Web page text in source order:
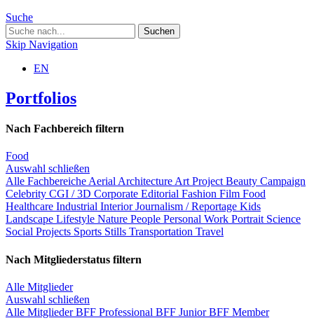
Suche
Skip Navigation
EN
Portfolios
Nach Fachbereich filtern
Food
Auswahl schließen
Alle Fachbereiche Aerial Architecture Art Project Beauty Campaign
Celebrity CGI / 3D Corporate Editorial Fashion Film Food
Healthcare Industrial InteriorJournalism / Reportage Kids
Landscape Lifestyle Nature People Personal Work Portrait Science
Social Projects Sports Stills Transportation Travel
Nach Mitgliederstatus filtern
Alle Mitglieder
Auswahl schließen
Alle MitgliederBFF Professional BFF JuniorBFF Member